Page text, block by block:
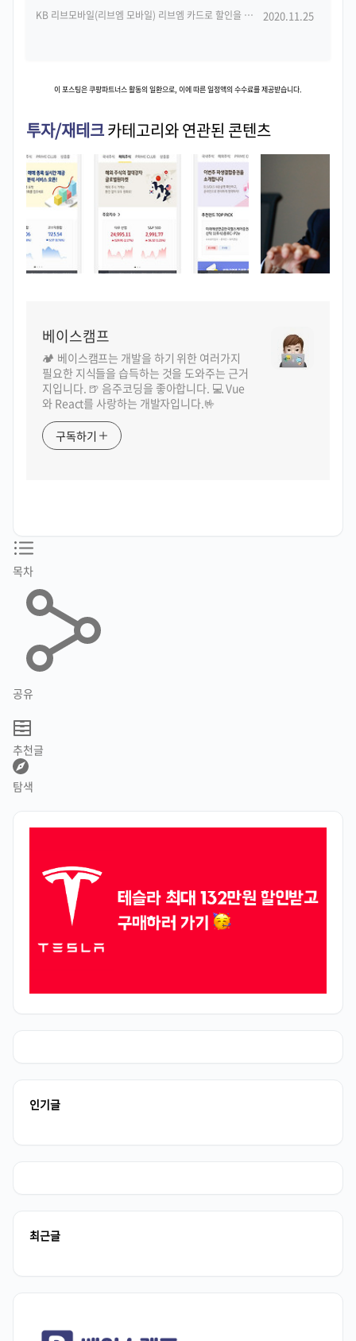
KB 리브모바일(리브엠 모바일) 리브엠 카드로 할인을 더하다. 통신비 70% 감축! 2020.11.25
이 포스팅은 쿠팡파트너스 활동의 일환으로, 이에 따른 일정액의 수수료를 제공받습니다.
투자/재테크카테고리와 연관된 콘텐츠
베이스캠프
🏕️ 베이스캠프는 개발을 하기 위한 여러가지
필요한 지식들을 습득하는 것을 도와주는 근거
지입니다. 🍺 음주코딩을 좋아합니다. 💻 Vue
와 React를 사랑하는 개발자입니다.🤟
구독하기
목차
공유
추천글
탐색
인기글
최근글